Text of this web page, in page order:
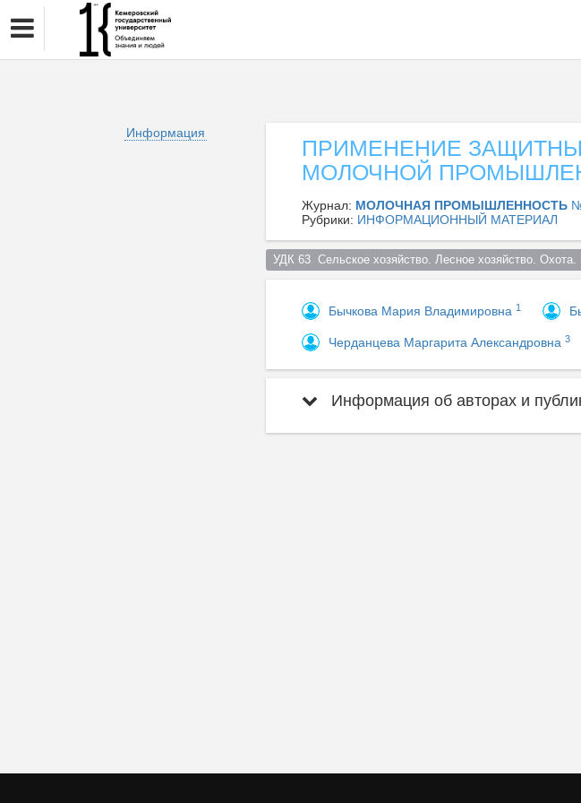
Информация
ПРИМЕНЕНИЕ
МОЛОЧНОЙ
Журнал: МОЛОЧНАЯ ПРОМЫШЛЕННОСТЬ
Рубрики: ИНФОРМАЦИОННЫЙ МАТЕРИАЛ
УДК 63  Сельское хозяйство. Лесное хозяйство. Охота.
Бычкова Мария Владимировна 1
Черданцева Маргарита Александровна 3
Информация об авторах и